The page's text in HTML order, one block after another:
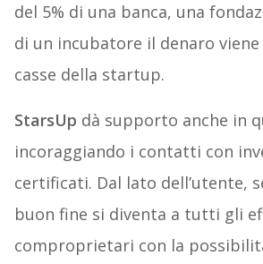
del 5% di una banca, una
di un incubatore il denaro
casse della startup.
StarsUp dà supporto anche in
incoraggiando i contatti con
certificati. Dal lato dell’utente,
buon fine si diventa a tutti gli
comproprietari con la